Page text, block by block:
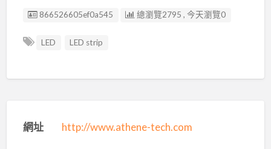
廣告编號
866526605ef0a545 總瀏覽2795 , 今天瀏覽0
LED LED strip
網址 http://www.athene-tech.com